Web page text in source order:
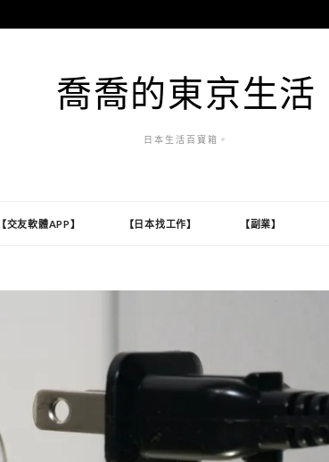
喬喬的東京生活
日本生活百寶箱。
【交友軟體APP】 【日本找工作】 【副業】